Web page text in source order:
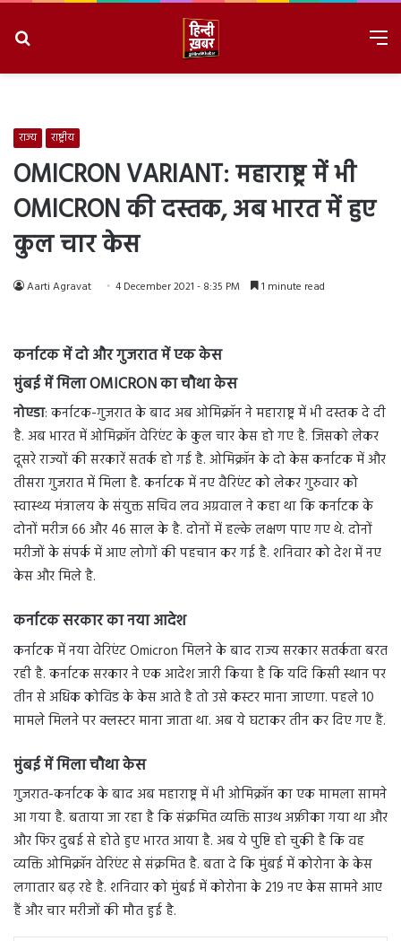
राज्य राष्ट्रीय
OMICRON VARIANT: महाराष्ट्र में भी
OMICRON की दस्तक, अब भारत में हुए
कुल चार केस
Aarti Agravat 4 December 2021 - 8:35 PM 1 minute read
कर्नाटक में दो और गुजरात में एक केस
मुंबई में मिला OMICRONका चौथा केस
नोएडा: कर्नाटक-गुजरात के बाद अब ओमिक्रॉन ने महाराष्ट्र में भी दस्तक दे दी
है. अब भारत में ओमिक्रॉन वेरिएंट के कुल चार केस हो गए है. जिसको लेकर
दूसरे राज्यों की सरकारें सतर्क हो गई है. ओमिक्रॉन के दो केस कर्नाटक में और
तीसरा गुजरात में मिला है. कर्नाटक में नए वैरिएंट को लेकर गुरुवार को
स्वास्थ्य मंत्रालय के संयुक्त सचिव लव अग्रवाल ने कहा था कि कर्नाटक के
दोनों मरीज 66 और 46 साल के है. दोनों में हल्के लक्षण पाए गए थे. दोनों
मरीजों के संपर्क में आए लोगों की पहचान कर गई है. शनिवार को देश में नए
केस और मिले है.
कर्नाटक सरकार का नया आदेश
कर्नाटक में नया वेरिएंट Omicron मिलने के बाद राज्य सरकार सतर्कता बरत
रही है. कर्नाटक सरकार ने एक आदेश जारी किया है कि यदि किसी स्थान पर
तीन से अधिक कोविड के केस आते है तो उसे कस्टर माना जाएगा. पहले 10
मामले मिलने पर क्लस्टर माना जाता था. अब ये घटाकर तीन कर दिए गए हैं.
मुंबई में मिला चौथा केस
गुजरात-कर्नाटक के बाद अब महाराष्ट्र में भी ओमिक्रॉन का एक मामला सामने
आ गया है. बताया जा रहा है कि संक्रमित व्यक्ति साउथ अफ्रीका गया था और
और फिर दुबई से होते हुए भारत आया है. अब ये पुष्टि हो चुकी है कि वह
व्यक्ति ओमिक्रॉन वेरिएंट से संक्रमित है. बता दे कि मुंबई में कोरोना के केस
लगातार बढ़ रहे है. शनिवार को मुंबई में कोरोना के 219 नए केस सामने आए
हैं और चार मरीजों की मौत हुई है.